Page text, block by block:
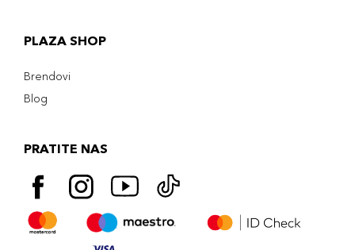
PLAZA SHOP
Brendovi
Blog
PRATITE NAS